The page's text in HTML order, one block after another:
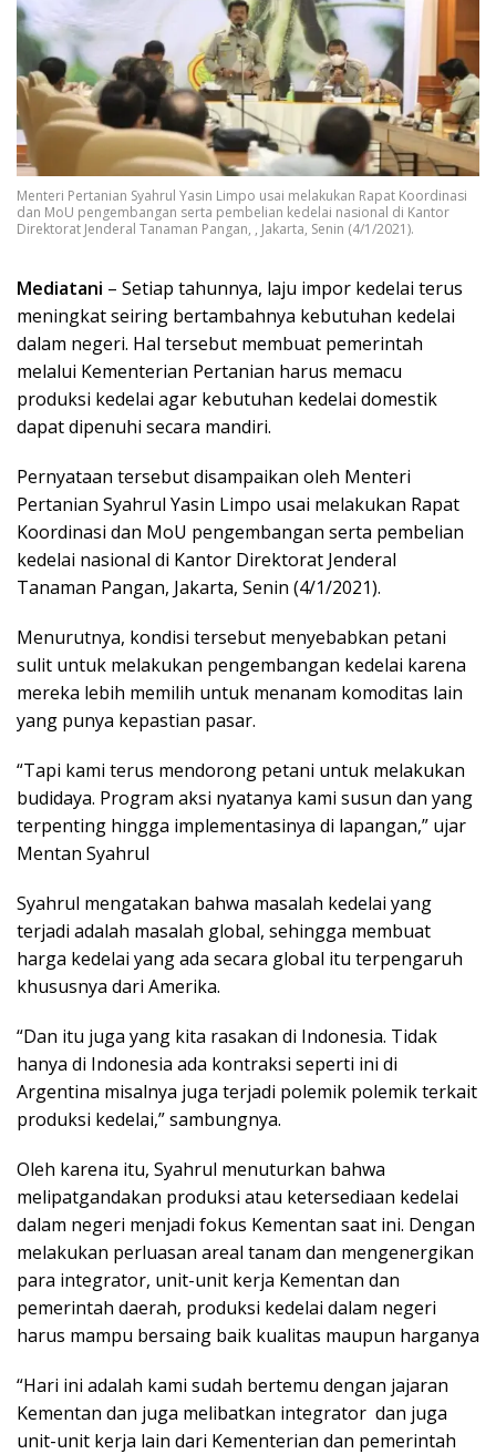
Menteri Pertanian Syahrul Yasin Limpo usai melakukan Rapat Koordinasi
dan MoU pengembangan serta pembelian kedelai nasional di Kantor
Direktorat Jenderal Tanaman Pangan, , Jakarta, Senin (4/1/2021).
Mediatani – Setiap tahunnya, laju impor kedelai terus
meningkat seiring bertambahnya kebutuhan kedelai
dalam negeri. Hal tersebut membuat pemerintah
melalui Kementerian Pertanian harus memacu
produksi kedelai agar kebutuhan kedelai domestik
dapat dipenuhi secara mandiri.
Pernyataan tersebut disampaikan oleh Menteri
Pertanian Syahrul Yasin Limpo usai melakukan Rapat
Koordinasi dan MoU pengembangan serta pembelian
kedelai nasional di Kantor Direktorat Jenderal
Tanaman Pangan, Jakarta, Senin (4/1/2021).
Menurutnya, kondisi tersebut menyebabkan petani
sulit untuk melakukan pengembangan kedelai karena
mereka lebih memilih untuk menanam komoditas lain
yang punya kepastian pasar.
“Tapi kami terus mendorong petani untuk melakukan
budidaya. Program aksi nyatanya kami susun dan yang
terpenting hingga implementasinya di lapangan,” ujar
Mentan Syahrul
Syahrul mengatakan bahwa masalah kedelai yang
terjadi adalah masalah global, sehingga membuat
harga kedelai yang ada secara global itu terpengaruh
khususnya dari Amerika.
“Dan itu juga yang kita rasakan di Indonesia. Tidak
hanya di Indonesia ada kontraksi seperti ini di
Argentina misalnya juga terjadi polemik polemik terkait
produksi kedelai,” sambungnya.
Oleh karena itu, Syahrul menuturkan bahwa
melipatgandakan produksi atau ketersediaan kedelai
dalam negeri menjadi fokus Kementan saat ini. Dengan
melakukan perluasan areal tanam dan mengenergikan
para integrator, unit-unit kerja Kementan dan
pemerintah daerah, produksi kedelai dalam negeri
harus mampu bersaing baik kualitas maupun harganya
“Hari ini adalah kami sudah bertemu dengan jajaran
Kementan dan juga melibatkan integrator dan juga
unit-unit kerja lain dari Kementerian dan pemerintah